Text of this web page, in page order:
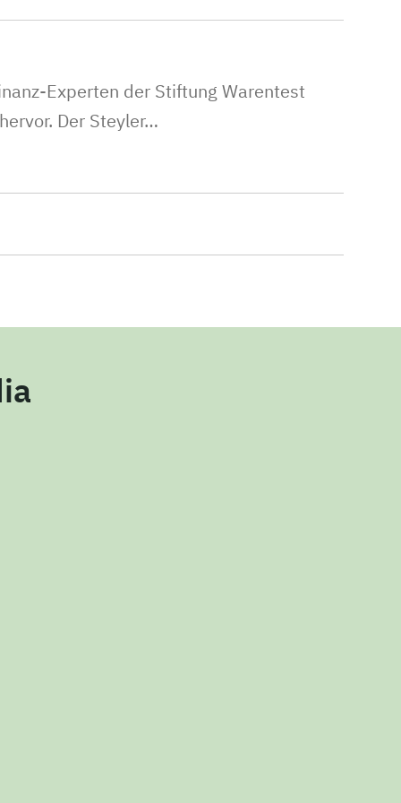
Experten der Stiftung Warentest
Der Steyler…